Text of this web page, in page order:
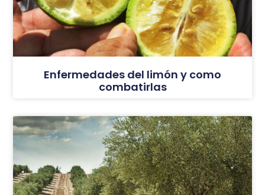
Enfermedades del limón y como
combatirlas